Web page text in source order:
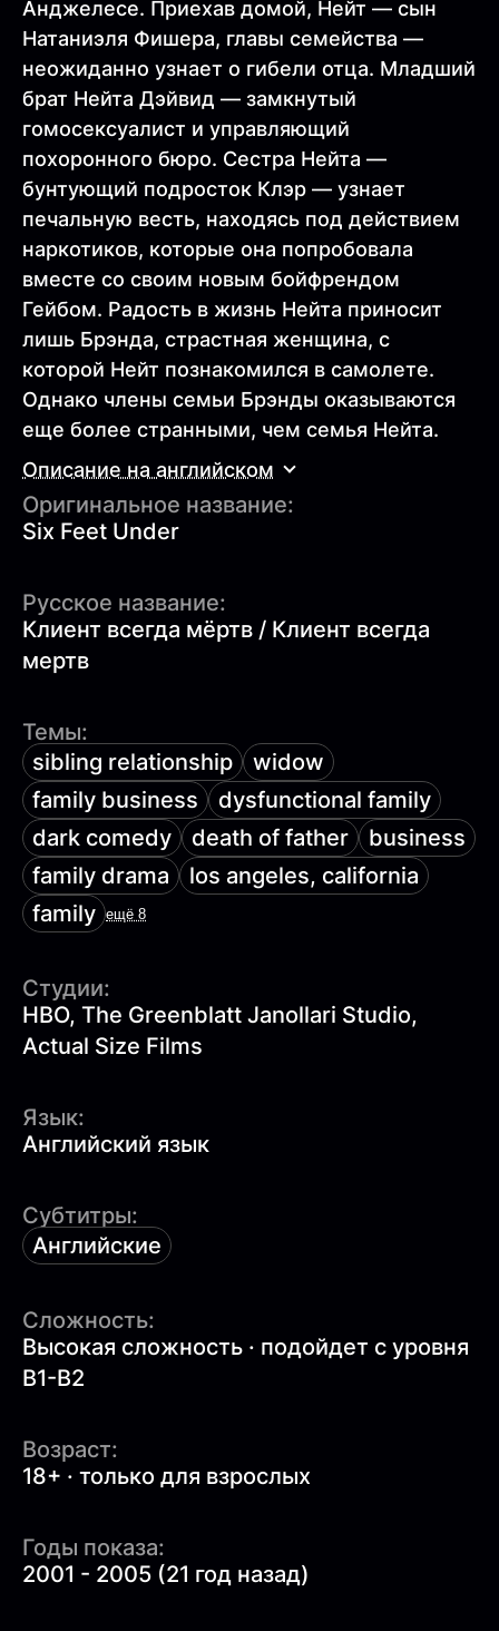
Анджелесе. Приехав домой, Нейт — сын
Натаниэля Фишера, главы семейства —
неожиданно узнает о гибели отца. Младший
брат Нейта Дэйвид — замкнутый
гомосексуалист и управляющий
похоронного бюро. Сестра Нейта —
бунтующий подросток Клэр — узнает
печальную весть, находясь под действием
наркотиков, которые она попробовала
вместе со своим новым бойфрендом
Гейбом. Радость в жизнь Нейта приносит
лишь Брэнда, страстная женщина, с
которой Нейт познакомился в самолете.
Однако члены семьи Брэнды оказываются
еще более странными, чем семья Нейта.
Описание на английском
Оригинальное название:
Six Feet Under
Русское название:
Клиент всегда мёртв / Клиент всегда
мертв
Темы:
sibling relationship
widow
family business
dysfunctional family
dark comedy
death of father
business
family drama
los angeles, california
family ещё 8
Студии:
HBO, The Greenblatt Janollari Studio,
Actual Size Films
Язык:
Английский язык
Субтитры:
Английские
Сложность:
Высокая сложность · подойдет с уровня
B1-B2
Возраст:
18+ · только для взрослых
Годы показа:
2001 - 2005 (21 год назад)